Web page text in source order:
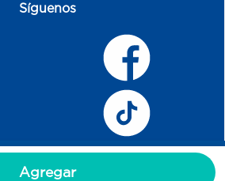
Agregar
Síguenos